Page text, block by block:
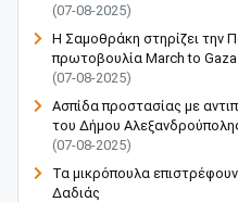
(07-08-2025)
Η Σαμοθράκη στηρίζει την
πρωτοβουλία March to Gaza
(07-08-2025)
Ασπίδα προστασίας με
του Δήμου
(07-08-2025)
Τα μικρόπουλα
Δαδιάς